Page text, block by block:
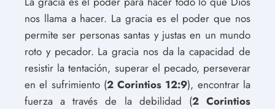
nos llama a hacer. La gracia es el poder que nos
permite ser personas santas y justas en un mundo
roto y pecador. La gracia nos da la capacidad de
resistir la tentación, superar el pecado, perseverar
en el sufrimiento (2 Corintios 12:9), encontrar la
fuerza a través de la debilidad (2 Corintios